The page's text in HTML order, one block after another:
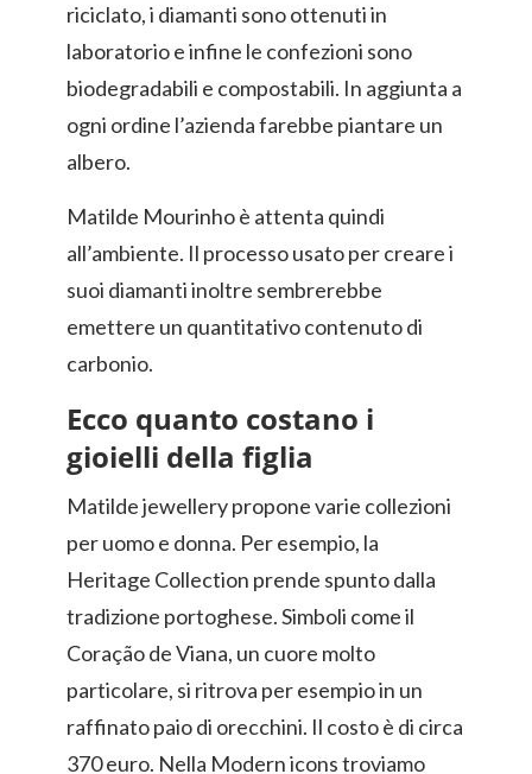
riciclato, i diamanti sono ottenuti in
laboratorio e infine le confezioni sono
biodegradabili e compostabili. In aggiunta a
ogni ordine l’azienda farebbe piantare un
albero.
Matilde Mourinho è attenta quindi
all’ambiente. Il processo usato per creare i
suoi diamanti inoltre sembrerebbe
emettere un quantitativo contenuto di
carbonio.
Ecco quanto costano i
gioielli della figlia
Matilde jewellery propone varie collezioni
per uomo e donna. Per esempio, la
Heritage Collection prende spunto dalla
tradizione portoghese. Simboli come il
Coração de Viana, un cuore molto
particolare, si ritrova per esempio in un
raffinato paio di orecchini. Il costo è di circa
370 euro. Nella Modern icons troviamo